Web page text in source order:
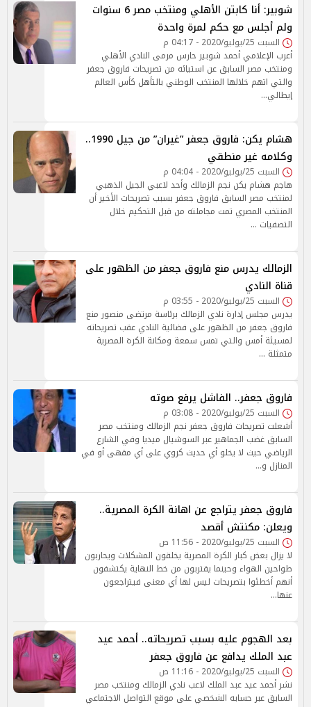
شوبير: أنا كابتن الأهلي ومنتخب مصر 6 سنوات
ولم أجلس مع حكم لمرة واحدة
السبت 25/يوليو/2020 - 04:17 م
أعرب الإعلامي أحمد شوبير حارس مرمى النادي الأهلي
ومنتخب مصر السابق عن استيائه من تصريحات فاروق جعفر
والتي اتهم خلالها المنتخب الوطني بالتأهل كأس العالم
إيطالي…
هشام يكن: فاروق جعفر ”غيران” من جيل 1990..
وكلامه غير منطقي
السبت 25/يوليو/2020 - 04:04 م
هاجم هشام يكن نجم الزمالك وأحد لاعبي الجيل الذهبي
لمنتخب مصر السابق فاروق جعفر بسبب تصريحات الأخير أن
المنتخب المصري تمت مجاملته من قبل التحكيم خلال
التصفيات …
الزمالك يدرس منع فاروق جعفر من الظهور على
قناة النادي
السبت 25/يوليو/2020 - 03:55 م
يدرس مجلس إدارة نادي الزمالك برئاسة مرتضى منصور منع
فاروق جعفر من الظهور على فضائية النادي عقب تصريحاته
لمسيئة أمس والتي تمس سمعة ومكانة الكرة المصرية
متمثلة …
فاروق جعفر.. الفاشل يرفع صوته
السبت 25/يوليو/2020 - 03:08 م
أشعلت تصريحات فاروق جعفر نجم الزمالك ومنتخب مصر
السابق غضب الجماهير عبر السوشيال ميديا وفي الشارع
الرياضي حيث لا يخلو أي حديث كروي على أي مقهى أو في
المنازل و…
فاروق جعفر يتراجع عن اهانة الكرة المصرية..
ويعلن: مكنتش أقصد
السبت 25/يوليو/2020 - 11:56 ص
لا يزال بعض كبار الكرة المصرية يخلقون المشكلات ويحاربون
طواحين الهواء وحينما يقتربون من خط النهاية يكتشفون
أنهم أخطئوا بتصريحات ليس لها أي معنى فيتراجعون
عنها…
بعد الهجوم عليه بسبب تصريحاته.. أحمد عيد
عبد الملك يدافع عن فاروق جعفر
السبت 25/يوليو/2020 - 11:16 ص
نشر أحمد عيد عبد الملك لاعب نادي الزمالك ومنتخب مصر
السابق عبر حسابه الشخصي على موقع التواصل الاجتماعي